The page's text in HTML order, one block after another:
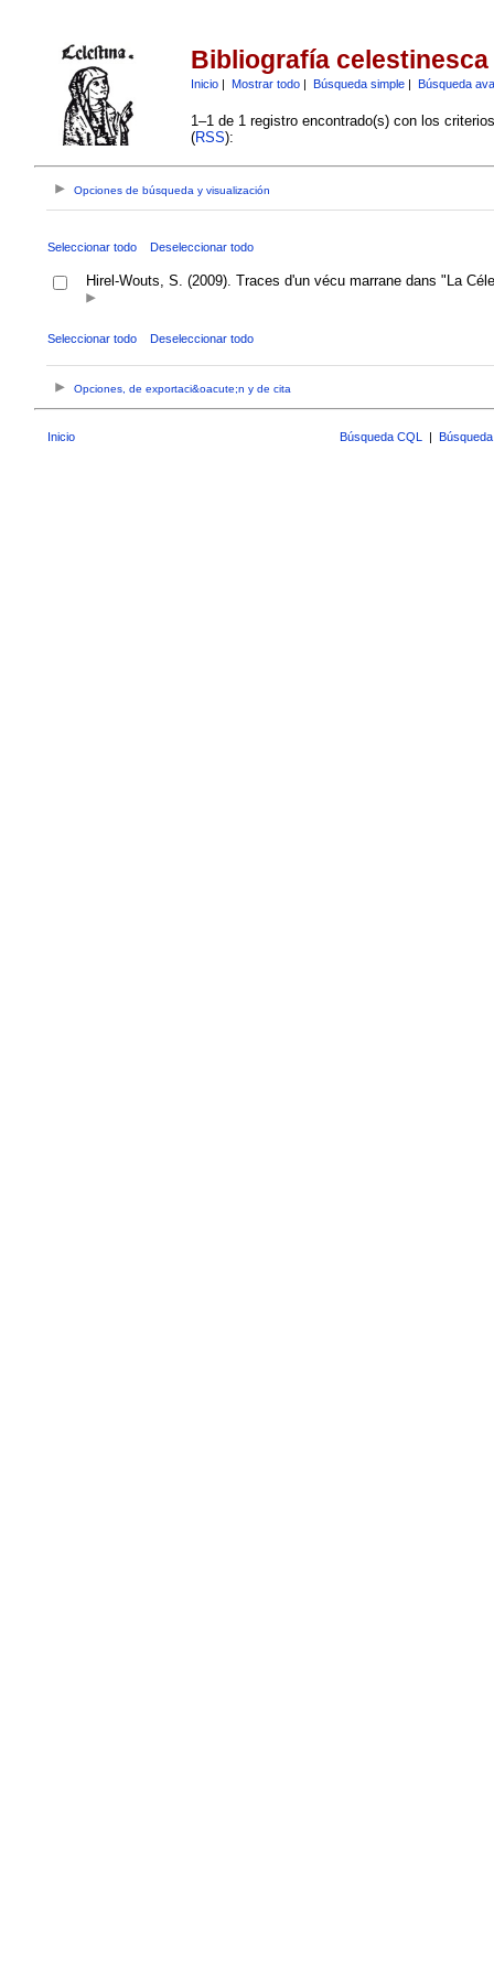
Bibliografía celestinesca
Inicio| Mostrar todo| Búsqueda simple| Búsqueda
1–1 de 1 registro encontrado(s) con los
(RSS):
Opciones de búsqueda y visualización
Seleccionar todo Deseleccionar todo
Hirel-Wouts, S. (2009). Traces d'un vécu marrane dans "La
Seleccionar todo Deseleccionar todo
Opciones, de exportaci&oacute;n y de cita
Inicio Búsqueda CQL |